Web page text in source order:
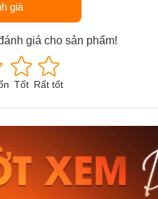
giá
giá cho sản phẩm!
Tốt Rất tốt
Casio Nam MTS-
115D-1AVDF
2.823.000₫
2.399.550₫
Mua ngay